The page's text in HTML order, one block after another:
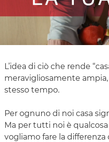
L’idea di ciò che rende
meravigliosamente
stesso tempo.
Per ognuno di noi casa
Ma per tutti noi è
vogliamo fare la differenza